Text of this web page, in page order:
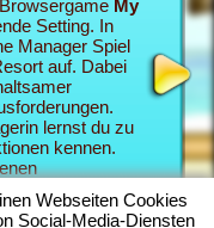
My
Setting. In
Manager Spiel
auf. Dabei
lernst du zu
kennen.
Manager-
desto
Sunny
Webseiten Cookies
Social-Media-Diensten